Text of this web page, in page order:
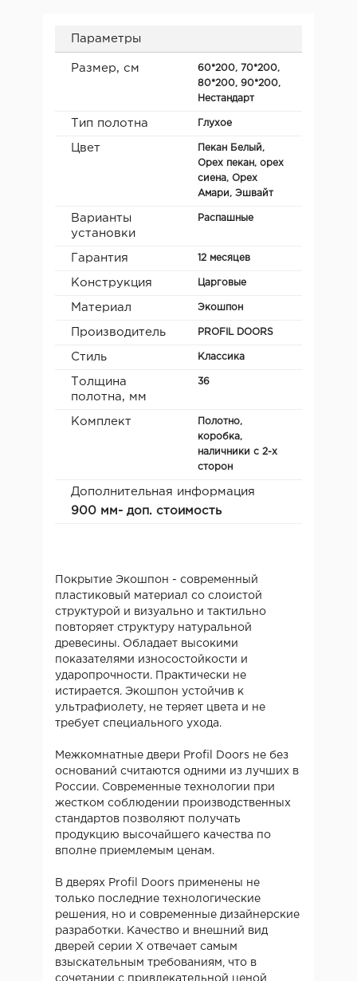
Параметры
Размер, см
60*200, 70*200,
80*200, 90*200,
Нестандарт
Тип полотна Глухое
Цвет
Пекан Белый,
Орех пекан, орех
сиена, Орех
Амари, Эшвайт
Варианты
установки
Распашные
Гарантия 12 месяцев
Конструкция Царговые
Материал Экошпон
Производитель PROFIL DOORS
Стиль Классика
Толщина
полотна, мм
36
Комплект
Полотно,
коробка,
наличники с 2-х
сторон
Дополнительная информация
900 мм- доп. стоимость
Покрытие Экошпон - современный
пластиковый материал со слоистой
структурой и визуально и тактильно
повторяет структуру натуральной
древесины. Обладает высокими
показателями износостойкости и
ударопрочности. Практически не
истирается. Экошпон устойчив к
ультрафиолету, не теряет цвета и не
требует специального ухода.
Межкомнатные двери Profil Doors не без
оснований считаются одними из лучших в
России. Современные технологии при
жестком соблюдении производственных
стандартов позволяют получать
продукцию высочайшего качества по
вполне приемлемым ценам.
В дверях Profil Doors применены не
только последние технологические
решения, но и современные дизайнерские
разработки. Качество и внешний вид
дверей серии X отвечает самым
взыскательным требованиям, что в
сочетании с привлекательной ценой,